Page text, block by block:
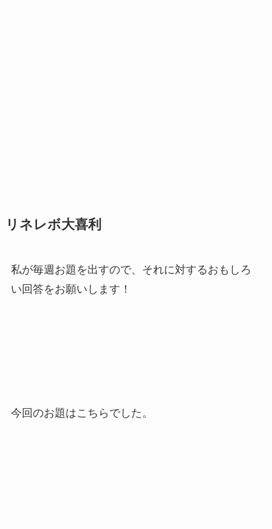
リネレボ大喜利
私が毎週お題を出すので、それに対するおもしろ
い回答をお願いします！
今回のお題はこちらでした。